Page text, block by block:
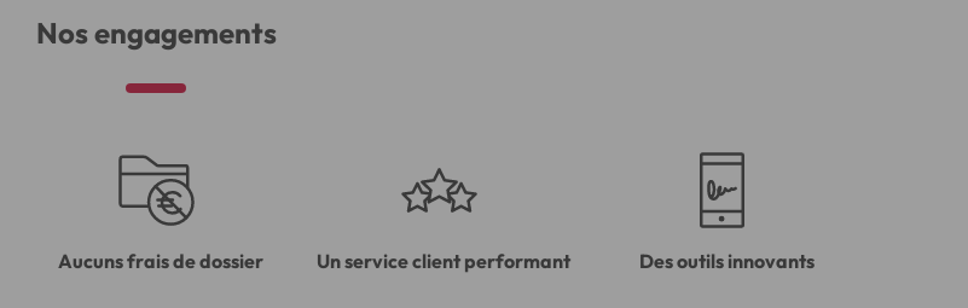
Nos engagements
Aucuns frais de dossier Un service client performant Des outils innovants